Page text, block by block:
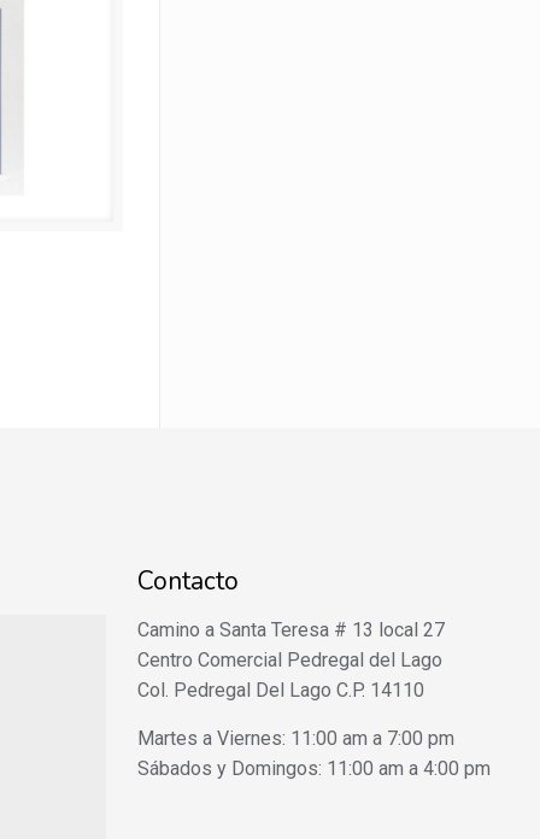
Contacto
Camino a Santa Teresa # 13 local 27
Centro Comercial Pedregal del Lago
Col. Pedregal Del Lago C.P. 14110
Martes a Viernes: 11:00 am a 7:00 pm
Sábados y Domingos: 11:00 am a 4:00 pm